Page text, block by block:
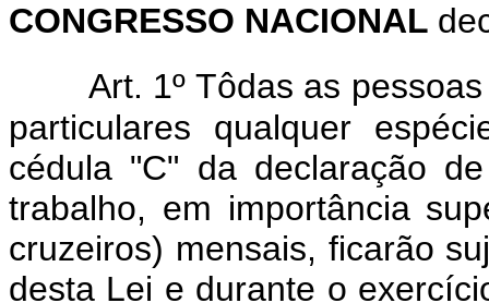
CONGRESSO NACIONAL
Art. 1º Tôdas as
particulares qualquer
cédula "C" da declaração
trabalho, em importância
cruzeiros) mensais, ficarão
desta Lei e durante o